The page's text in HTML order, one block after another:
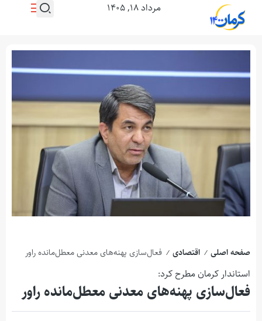
مرداد ۱۸, ۱۴۰۵
صفحه اصلی / اقتصادی / فعال‌سازی پهنه‌های معدنی معطل‌مانده راور
استاندار کرمان مطرح کرد:
فعال‌سازی پهنه‌های معدنی معطل‌مانده راور